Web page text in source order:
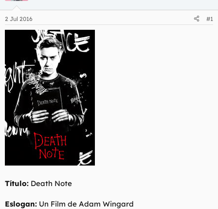
a
d
o
r
t
e
m
e
n
i
c
i
2 Jul 2016 #1
Título: Death Note
Eslogan: Un Film de Adam Wingard